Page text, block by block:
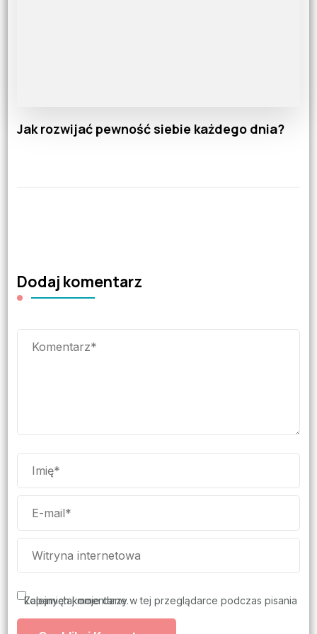
Jak rozwijać pewność siebie każdego dnia?
Dodaj komentarz
Zapamiętaj moje dane w tej przeglądarce podczas pisania kolejnych komentarzy.